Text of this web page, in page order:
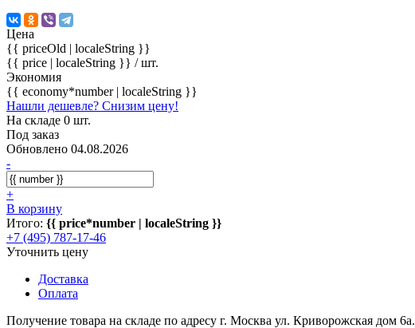
Цена
{{ priceOld | localeString }}
{{ price | localeString }} / шт.
Экономия
{{ economy*number | localeString }}
Нашли дешевле? Снизим цену!
На складе 0 шт.
Под заказ
Обновлено 04.08.2026
-
+
В корзину
Итого: {{ price*number | localeString }}
+7 (495) 787-17-46
Уточнить цену
Доставка
Оплата
Получение товара на складе по адресу г. Москва ул. Криворожская дом 6а.